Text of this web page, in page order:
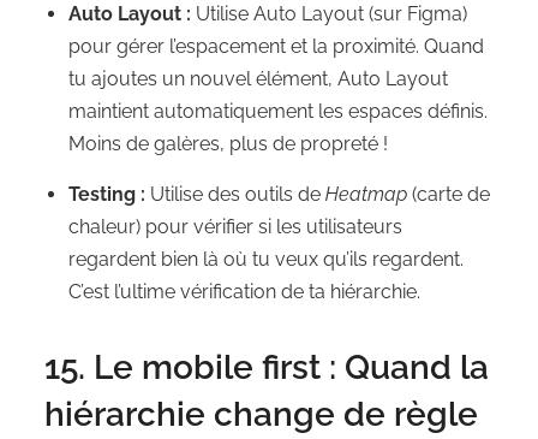
Auto Layout : Utilise Auto Layout (sur Figma)
pour gérer l’espacement et la proximité. Quand
tu ajoutes un nouvel élément, Auto Layout
maintient automatiquement les espaces définis.
Moins de galères, plus de propreté !
Testing : Utilise des outils deHeatmap (carte de
chaleur) pour vérifier si les utilisateurs
regardent bien là où tu veux qu’ils regardent.
C’est l’ultime vérification de ta hiérarchie.
15. Le mobile first : Quand la
hiérarchie change de règle